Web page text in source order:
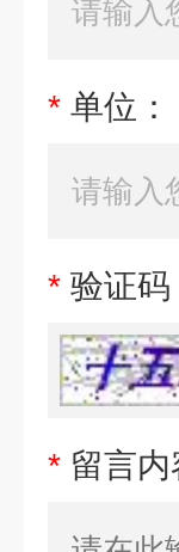
* 单位：
* 验证码
* 留言内